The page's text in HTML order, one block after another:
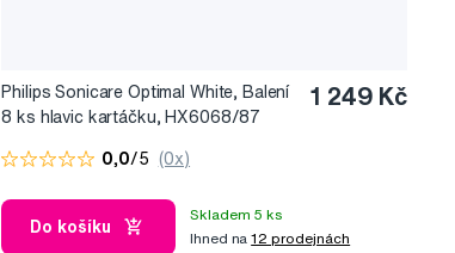
Philips Sonicare Optimal White, Balení
8 ks hlavic kartáčku, HX6068/87
1 249 Kč
0,0/5 (0x)
Do košíku
Skladem 5 ks
Ihned na12 prodejnách